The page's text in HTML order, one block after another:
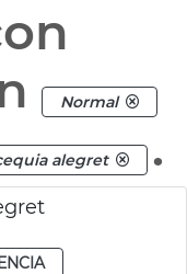
Normal
alegret .